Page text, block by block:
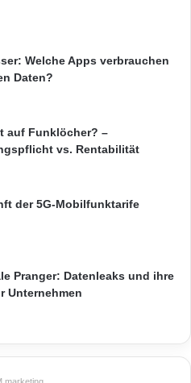
Welche Apps verbrauchen
Daten?
auf Funklöcher? –
vs. Rentabilität
der 5G-Mobilfunktarife
Pranger: Datenleaks und ihre
Unternehmen